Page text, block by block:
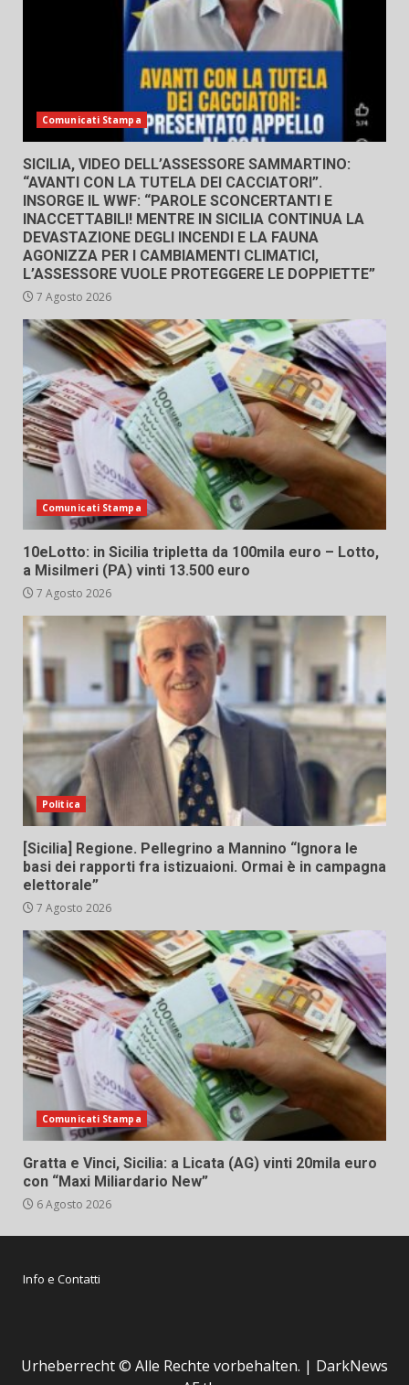
Comunicati Stampa
SICILIA, VIDEO DELL’ASSESSORE SAMMARTINO:
“AVANTI CON LA TUTELA DEI CACCIATORI”.
INSORGE IL WWF: “PAROLE SCONCERTANTI E
INACCETTABILI! MENTRE IN SICILIA CONTINUA LA
DEVASTAZIONE DEGLI INCENDI E LA FAUNA
AGONIZZA PER I CAMBIAMENTI CLIMATICI,
L’ASSESSORE VUOLE PROTEGGERE LE DOPPIETTE”
7 Agosto 2026
Comunicati Stampa
10eLotto: in Sicilia tripletta da 100mila euro – Lotto,
a Misilmeri (PA) vinti 13.500 euro
7 Agosto 2026
Politica
[Sicilia] Regione. Pellegrino a Mannino “Ignora le
basi dei rapporti fra istizuaioni. Ormai è in campagna
elettorale”
7 Agosto 2026
Comunicati Stampa
Gratta e Vinci, Sicilia: a Licata (AG) vinti 20mila euro
con “Maxi Miliardario New”
6 Agosto 2026
Info e Contatti
Urheberrecht © Alle Rechte vorbehalten. | DarkNews